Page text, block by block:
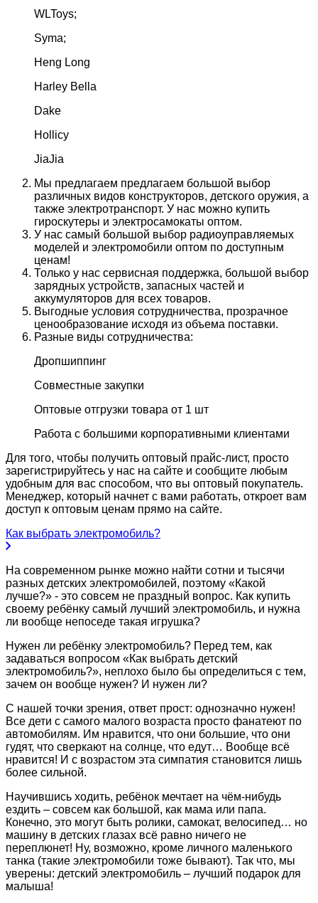
WLToys;
Syma;
Heng Long
Harley Bella
Dake
Hollicy
JiaJia
Мы предлагаем предлагаем большой выбор
различных видов конструкторов, детского оружия, а
также электротранспорт. У нас можно купить
гироскутеры и электросамокаты оптом.
У нас самый большой выбор радиоуправляемых
моделей и электромобили оптом по доступным
ценам!
Только у нас сервисная поддержка, большой выбор
зарядных устройств, запасных частей и
аккумуляторов для всех товаров.
Выгодные условия сотрудничества, прозрачное
ценообразование исходя из объема поставки.
Разные виды сотрудничества:
Дропшиппинг
Совместные закупки
Оптовые отгрузки товара от 1 шт
Работа с большими корпоративными клиентами
Для того, чтобы получить оптовый прайс-лист, просто
зарегистрируйтесь у нас на сайте и сообщите любым
удобным для вас способом, что вы оптовый покупатель.
Менеджер, который начнет с вами работать, откроет вам
доступ к оптовым ценам прямо на сайте.
Как выбрать электромобиль?
На современном рынке можно найти сотни и тысячи
разных детских электромобилей, поэтому «Какой
лучше?» - это совсем не праздный вопрос. Как купить
своему ребёнку самый лучший электромобиль, и нужна
ли вообще непоседе такая игрушка?
Нужен ли ребёнку электромобиль? Перед тем, как
задаваться вопросом «Как выбрать детский
электромобиль?», неплохо было бы определиться с тем,
зачем он вообще нужен? И нужен ли?
С нашей точки зрения, ответ прост: однозначно нужен!
Все дети с самого малого возраста просто фанатеют по
автомобилям. Им нравится, что они большие, что они
гудят, что сверкают на солнце, что едут… Вообще всё
нравится! И с возрастом эта симпатия становится лишь
более сильной.
Научившись ходить, ребёнок мечтает на чём-нибудь
ездить – совсем как большой, как мама или папа.
Конечно, это могут быть ролики, самокат, велосипед… но
машину в детских глазах всё равно ничего не
переплюнет! Ну, возможно, кроме личного маленького
танка (такие электромобили тоже бывают). Так что, мы
уверены: детский электромобиль – лучший подарок для
малыша!